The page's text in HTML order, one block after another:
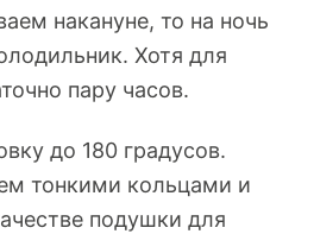
накануне, то на ночь
Хотя для
пару часов.
до 180 градусов.
тонкими кольцами и
подушки для